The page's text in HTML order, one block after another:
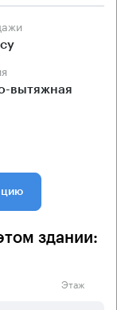
вытяжная
здании:
Этаж